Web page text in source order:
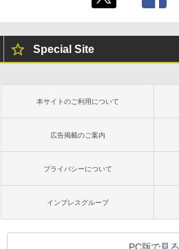
Special Site
本サイトのご利用について
広告掲載のご案内
プライバシーについて
インプレスグループ